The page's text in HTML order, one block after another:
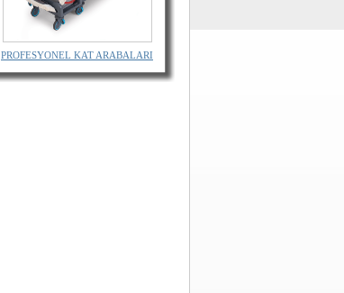
PROFESYONEL KAT ARABALARI